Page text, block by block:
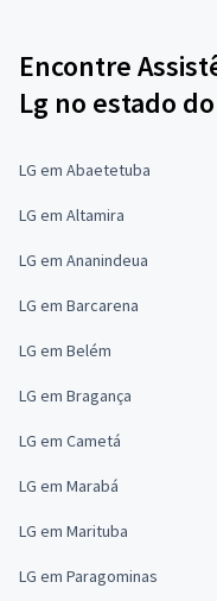
Encontre
Lg no estado
LG em Abaetetuba
LG em Altamira
LG em Ananindeua
LG em Barcarena
LG em Belém
LG em Bragança
LG em Cametá
LG em Marabá
LG em Marituba
LG em Paragominas